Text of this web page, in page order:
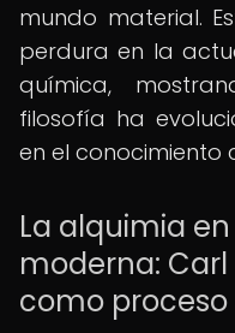
mundo material.
perdura en la
química,
filosofía ha
en el conocimiento
La alquimia
moderna:
como